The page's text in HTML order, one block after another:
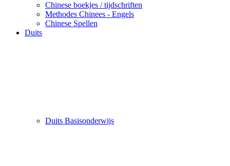
Chinese boekjes / tijdschriften
Methodes Chinees - Engels
Chinese Spellen
Duits
Duits Basisonderwijs